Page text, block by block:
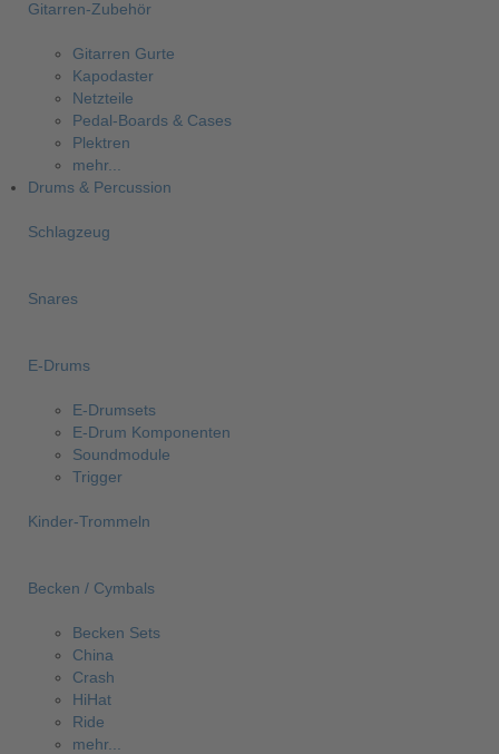
Gitarren-Zubehör
Gitarren Gurte
Kapodaster
Netzteile
Pedal-Boards & Cases
Plektren
mehr...
Drums & Percussion
Schlagzeug
Snares
E-Drums
E-Drumsets
E-Drum Komponenten
Soundmodule
Trigger
Kinder-Trommeln
Becken / Cymbals
Becken Sets
China
Crash
HiHat
Ride
mehr...